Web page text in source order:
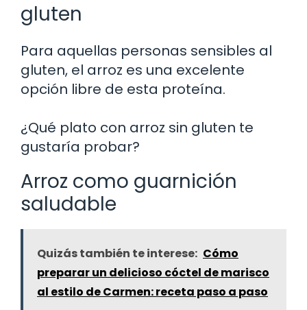
gluten
Para aquellas personas sensibles al
gluten, el arroz es una excelente
opción libre de esta proteína.
¿Qué plato con arroz sin gluten te
gustaría probar?
Arroz como guarnición
saludable
Quizás también te interese: Cómo
preparar un delicioso cóctel de marisco
al estilo de Carmen: receta paso a paso